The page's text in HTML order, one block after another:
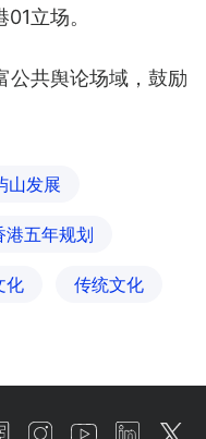
立场。
公共舆论场域，鼓励
山发展
港五年规划
化 传统文化